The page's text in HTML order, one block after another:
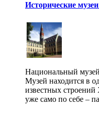
Исторические
Национальный
Музей находится в
известных строений
уже само по себе –